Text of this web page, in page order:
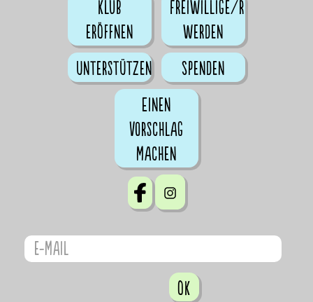
Klub
eröffnen
Freiwillige/r
werden
Unterstützen
Spenden
Einen
Vorschlag
machen
OK